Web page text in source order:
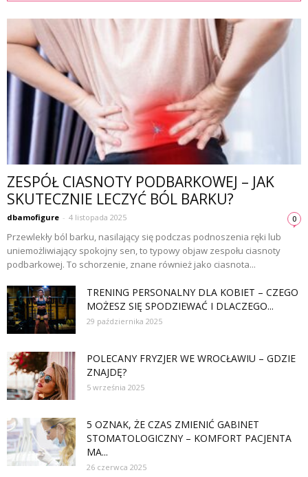
ZESPÓŁ CIASNOTY PODBARKOWEJ – JAK
SKUTECZNIE LECZYĆ BÓL BARKU?
dbamofigure - 4 listopada 2025 0
Przewlekły ból barku, nasilający się podczas podnoszenia ręki lub
uniemożliwiający spokojny sen, to typowy objaw zespołu ciasnoty
podbarkowej. To schorzenie, znane również jako ciasnota...
TRENING PERSONALNY DLA KOBIET – CZEGO
MOŻESZ SIĘ SPODZIEWAĆ I DLACZEGO...
29 października 2025
POLECANY FRYZJER WE WROCŁAWIU – GDZIE
ZNAJDĘ?
5 września 2025
5 OZNAK, ŻE CZAS ZMIENIĆ GABINET
STOMATOLOGICZNY – KOMFORT PACJENTA
MA...
26 czerwca 2025